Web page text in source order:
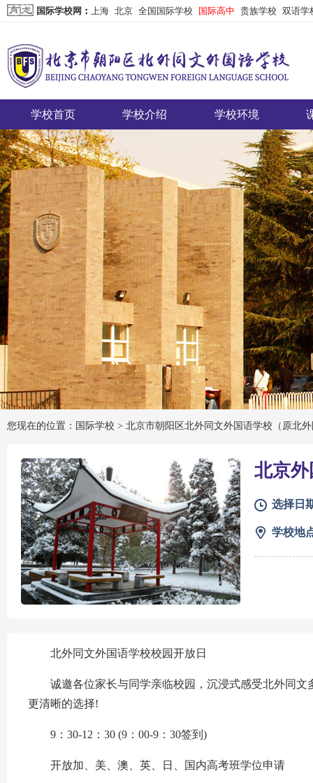
国际学校网 ： 上海 北京 全国国际学校 国际高中 贵族学校 双语学
学校首页 学校介绍 学校环境
您现在的位置：国际学校 > 北京市朝阳区北外同文外国语学校（原北
北京
选择日
学校地
北外同文外国语学校校园开放日
诚邀各位家长与同学亲临校园，沉浸式感受北外同文
更清晰的选择!
9：30-12：30 (9：00-9：30签到)
开放加、美、澳、英、日、国内高考班学位申请